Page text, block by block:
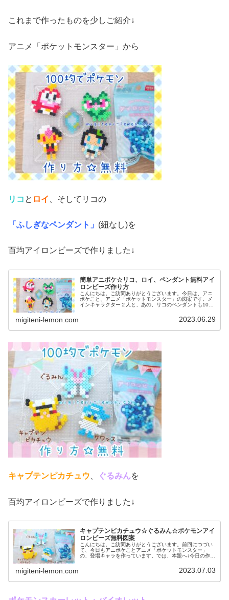
これまで作ったものを少しご紹介↓
アニメ「ポケットモンスター」から
リコ と ロイ 、そしてリコの
「ふしぎなペンダント」 (紐なし)を
百均アイロンビーズで作りました↓
簡単アニポケ☆リコ、ロイ、ペンダント無料アイ
ロンビーズ作り方
こんにちは。ご訪問ありがとうございます。今日は、アニ
ポケこと、アニメ「ポケットモンスター」の図案です。メ
インキャラクター２人と、あの、リコのペンダントも100
migiteni-lemon.com 2023.06.29
キャプテンピカチュウ ぐるみんを
百均アイロンビーズで作りました↓
キャプテンピカチュウ☆ぐるみん☆ポケモンアイ
ロンビーズ無料図案
こんにちは。ご訪問ありがとうございます。前回につづい
て、今日もアニポケことアニメ「ポケットモンスター」
の、登場キャラを作っています。では、本題へ↓今日の作品
migiteni-lemon.com 2023.07.03